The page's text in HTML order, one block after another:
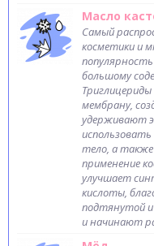
Масло
Самый
косметики и
большому
мембрану,
удерживают
использовать
тело, а также
применение
улучшает
кислоты,
подтянутой и
и начинают